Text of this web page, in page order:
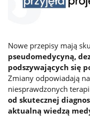
Nowe przepisy mają
pseudomedycyną,
podszywających się
Zmiany odpowiadają
niesprawdzonych
od skutecznej
aktualną wiedzą